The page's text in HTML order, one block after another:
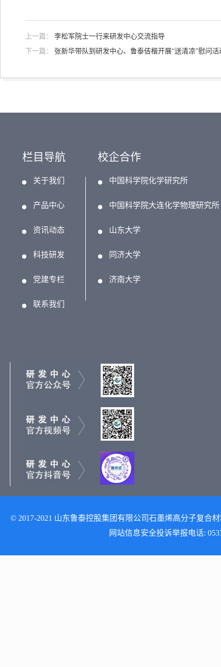
上一篇：
李松军院士一行来研发中心交流指导
下一篇：
张新华带队到研发中心、鲁泰佶楷开展“送清凉”慰问活
栏目导航
关于我们
产品中心
资讯动态
科技研发
党建专栏
联系我们
校企合作
中国科学院化学研究所
中国科学院大连化学物理研究所
山东大学
同济大学
济南大学
© 2017-2021 山东鲁泰控股集团有限公司石墨烯高分子复合
网站信息安全投诉举报电话: